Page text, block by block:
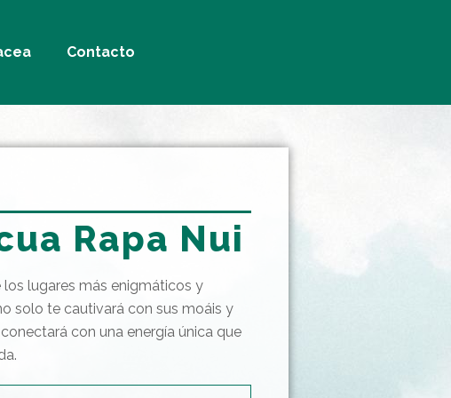
Contacto
Rapa Nui
los lugares más enigmáticos y
solo te cautivará con sus moáis y
con una energía única que